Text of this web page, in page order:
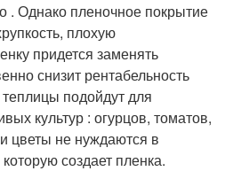
. Однако пленочное покрытие
плохую
придется заменять
снизит рентабельность
подойдут для
культур : огурцов, томатов,
цветы не нуждаются в
создает пленка.